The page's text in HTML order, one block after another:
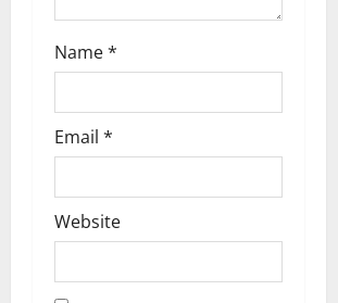
Name*
Email *
Website